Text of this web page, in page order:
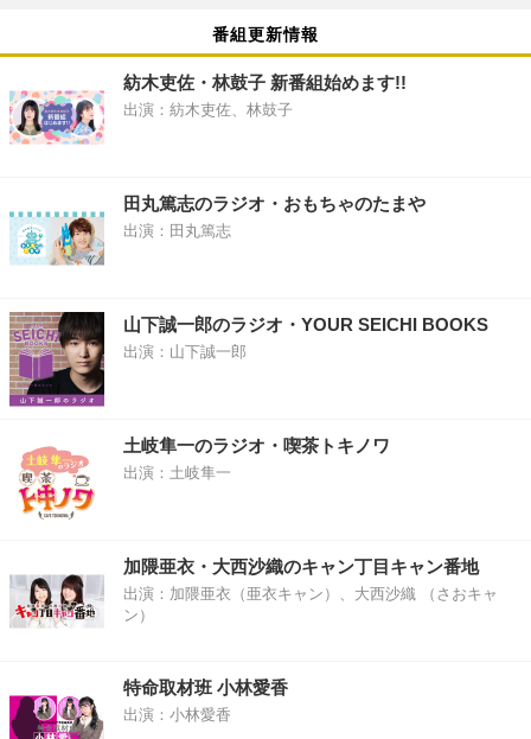
番組更新情報
紡木吏佐・林鼓子 新番組始めます!!
出演：紡木吏佐、林鼓子
田丸篤志のラジオ・おもちゃのたまや
出演：田丸篤志
山下誠一郎のラジオ・YOUR SEICHI BOOKS
出演：山下誠一郎
土岐隼一のラジオ・喫茶トキノワ
出演：土岐隼一
加隈亜衣・大西沙織のキャン丁目キャン番地
出演：加隈亜衣（亜衣キャン）、大西沙織 （さおキャ
ン）
特命取材班 小林愛香
出演：小林愛香